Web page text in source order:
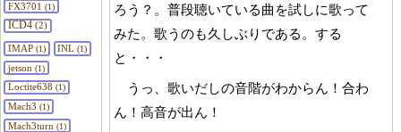
FX3701 (1)
ICD4 (2)
IMAP(1) INL (1)
jetson (1)
Loctite638 (1)
Mach3 (1)
Mach3turn (1)
ろう？。普段聴いている曲を試しに歌って
みた。歌うのも久しぶりである。する
と・・・
うっ、歌いだしの音階がわからん！合わ
ん！高音が出ん！